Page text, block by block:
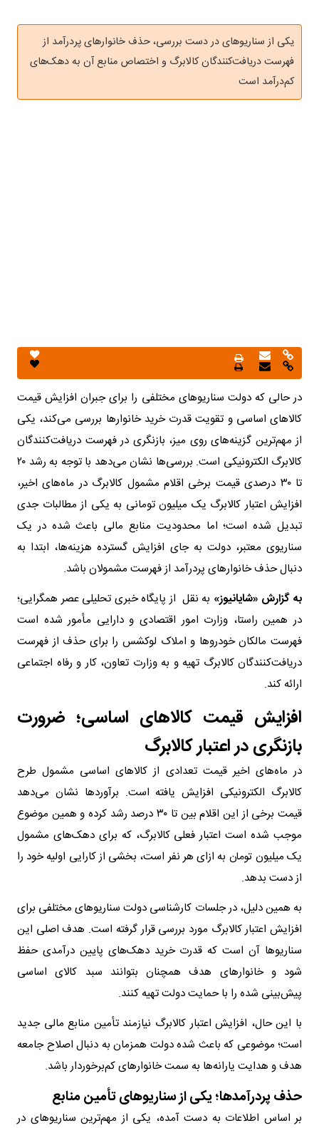
یکی از سناریوهای در دست بررسی، حذف خانوارهای پردرآمد از
فهرست دریافت‌کنندگان کالابرگ و اختصاص منابع آن به دهک‌های
کم‌درآمد است
در حالی که دولت سناریو‌های مختلفی را برای جبران افزایش قیمت
کالا‌های اساسی و تقویت قدرت خرید خانوار‌ها بررسی می‌کند، یکی
از مهم‌ترین گزینه‌های روی میز، بازنگری در فهرست دریافت‌کنندگان
کالابرگ الکترونیکی است. بررسی‌ها نشان می‌دهد با توجه به رشد ۲۰
تا ۳۰ درصدی قیمت برخی اقلام مشمول کالابرگ در ماه‌های اخیر،
افزایش اعتبار کالابرگ یک میلیون تومانی به یکی از مطالبات جدی
تبدیل شده است؛ اما محدودیت منابع مالی باعث شده در یک
سناریوی معتبر، دولت به جای افزایش گسترده هزینه‌ها، ابتدا به
دنبال حذف خانوار‌های پردرآمد از فهرست مشمولان باشد.
به گزارش «شایانیوز» به نقل از پایگاه خبری تحلیلی عصر همگرایی؛
در همین راستا، وزارت امور اقتصادی و دارایی مأمور شده است
فهرست مالکان خودرو‌ها و املاک لوکشس را برای حذف از فهرست
دریافت‌کنندگان کالابرگ تهیه و به وزارت تعاون، کار و رفاه اجتماعی
ارائه کند.
افزایش قیمت کالا‌های اساسی؛ ضرورت
بازنگری در اعتبار کالابرگ
در ماه‌های اخیر قیمت تعدادی از کالا‌های اساسی مشمول طرح
کالابرگ الکترونیکی افزایش یافته است. برآورد‌ها نشان می‌دهد
قیمت برخی از این اقلام بین تا ۳۰ درصد رشد کرده و همین موضوع
موجب شده است اعتبار فعلی کالابرگ، که برای دهک‌های مشمول
یک میلیون تومان به ازای هر نفر است، بخشی از کارایی اولیه خود را
از دست بدهد.
به همین دلیل، در جلسات کارشناسی دولت سناریو‌های مختلفی برای
افزایش اعتبار کالابرگ مورد بررسی قرار گرفته است. هدف اصلی این
سناریو‌ها آن است که قدرت خرید دهک‌های پایین درآمدی حفظ
شود و خانوار‌های هدف همچنان بتوانند سبد کالای اساسی
پیش‌بینی شده را با حمایت دولت تهیه کنند.
با این حال، افزایش اعتبار کالابرگ نیازمند تأمین منابع مالی جدید
است؛ موضوعی که باعث شده دولت همزمان به دنبال اصلاح جامعه
هدف و هدایت یارانه‌ها به سمت خانوار‌های کم‌برخوردار باشد.
حذف پردرآمدها؛ یکی از سناریو‌های تأمین منابع
بر اساس اطلاعات به دست آمده، یکی از مهم‌ترین سناریو‌های در